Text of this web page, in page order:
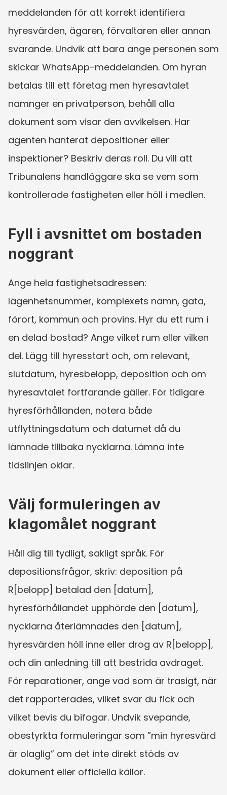
meddelanden för att korrekt identifiera
hyresvärden, ägaren, förvaltaren eller annan
svarande. Undvik att bara ange personen som
skickar WhatsApp-meddelanden. Om hyran
betalas till ett företag men hyresavtalet
namnger en privatperson, behåll alla
dokument som visar den avvikelsen. Har
agenten hanterat depositioner eller
inspektioner? Beskriv deras roll. Du vill att
Tribunalens handläggare ska se vem som
kontrollerade fastigheten eller höll i medlen.
Fyll i avsnittet om bostaden
noggrant
Ange hela fastighetsadressen:
lägenhetsnummer, komplexets namn, gata,
förort, kommun och provins. Hyr du ett rum i
en delad bostad? Ange vilket rum eller vilken
del. Lägg till hyresstart och, om relevant,
slutdatum, hyresbelopp, deposition och om
hyresavtalet fortfarande gäller. För tidigare
hyresförhållanden, notera både
utflyttningsdatum och datumet då du
lämnade tillbaka nycklarna. Lämna inte
tidslinjen oklar.
Välj formuleringen av
klagomålet noggrant
Håll dig till tydligt, sakligt språk. För
depositionsfrågor, skriv: deposition på
R[belopp] betalad den [datum],
hyresförhållandet upphörde den [datum],
nycklarna återlämnades den [datum],
hyresvärden höll inne eller drog av R[belopp],
och din anledning till att bestrida avdraget.
För reparationer, ange vad som är trasigt, när
det rapporterades, vilket svar du fick och
vilket bevis du bifogar. Undvik svepande,
obestyrkta formuleringar som ”min hyresvärd
är olaglig” om det inte direkt stöds av
dokument eller officiella källor.